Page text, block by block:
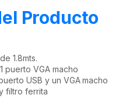
Producto
1.8mts.
puerto VGA macho
USB y un VGA macho
filtro ferrita